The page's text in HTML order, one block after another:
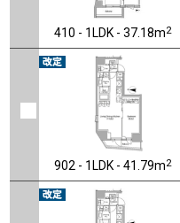
410 - 1LDK - 37.18m2
902 - 1LDK - 41.79m2